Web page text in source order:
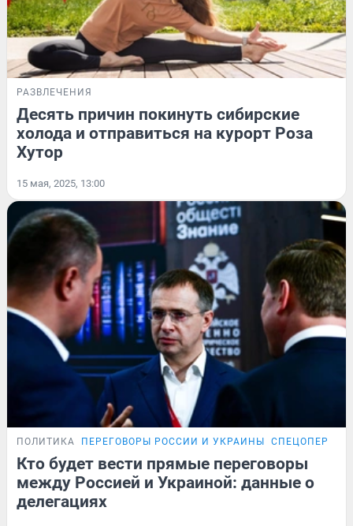
РАЗВЛЕЧЕНИЯ
Десять причин покинуть сибирские
холода и отправиться на курорт Роза
Хутор
15 мая, 2025, 13:00
ПОЛИТИКА ПЕРЕГОВОРЫ РОССИИ И УКРАИНЫ
Кто будет вести прямые переговоры
между Россией и Украиной: данные о
делегациях